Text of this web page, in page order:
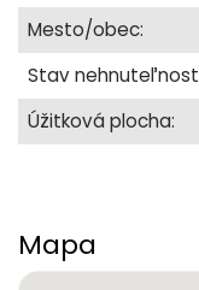
Mesto/obec:
Stav
Úžitková plocha:
Mapa